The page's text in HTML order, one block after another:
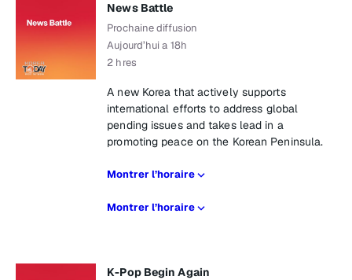
News Battle
Prochaine diffusion
Aujourd’hui a 18h
2 hres
A new Korea that actively supports
international efforts to address global
pending issues and takes lead in a
promoting peace on the Korean Peninsula.
Montrer l’horaire
Montrer l’horaire
K-Pop Begin Again